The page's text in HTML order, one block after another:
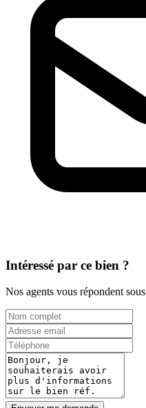
Intéressé par ce bien ?
Nos agents vous répondent